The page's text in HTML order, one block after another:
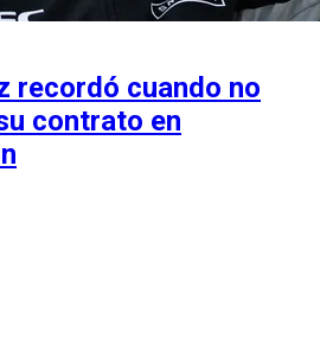
recordó cuando no
contrato en